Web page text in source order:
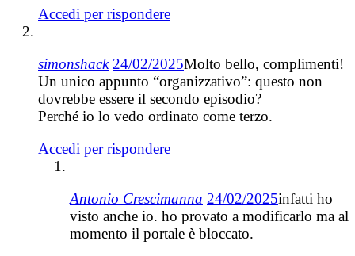
Accedi per rispondere
simonshack 24/02/2025Molto bello, complimenti!
Un unico appunto “organizzativo”: questo non
dovrebbe essere il secondo episodio?
Perché io lo vedo ordinato come terzo.
Accedi per rispondere
Antonio Crescimanna 24/02/2025infatti ho
visto anche io. ho provato a modificarlo ma al
momento il portale è bloccato.